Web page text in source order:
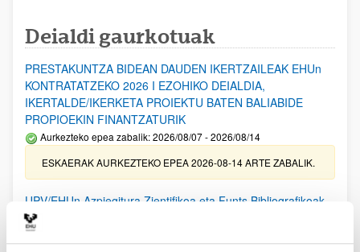
Deialdi gaurkotuak
PRESTAKUNTZA BIDEAN DAUDEN IKERTZAILEAK EHUn
KONTRATATZEKO 2026 I EZOHIKO DEIALDIA,
IKERTALDE/IKERKETA PROIEKTU BATEN BALIABIDE
PROPIOEKIN FINANTZATURIK
Aurkezteko epea zabalik: 2026/08/07 - 2026/08/14
ESKAERAK AURKEZTEKO EPEA 2026-08-14 ARTE ZABALIK.
UPV/EHUn Azpiegitura Zientifikoa eta Funts Bibliografikoak
erosi eta berritzeko laguntzak 2026